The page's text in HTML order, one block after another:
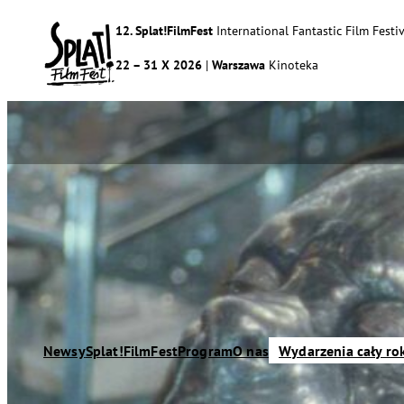
12. Splat!FilmFest International Fantastic Film
22 – 31 X 2026 | Warszawa Kinoteka
NewsySplat!FilmFestProgramO nas Wydarzenia cały